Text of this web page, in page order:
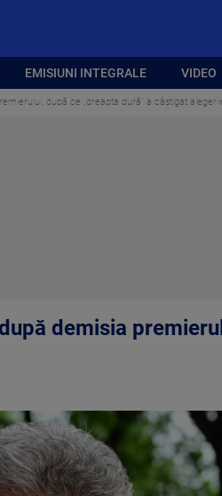
EMISIUNI INTEGRALE VIDEO
după ce „dreapta dură” a câștigat
demisia